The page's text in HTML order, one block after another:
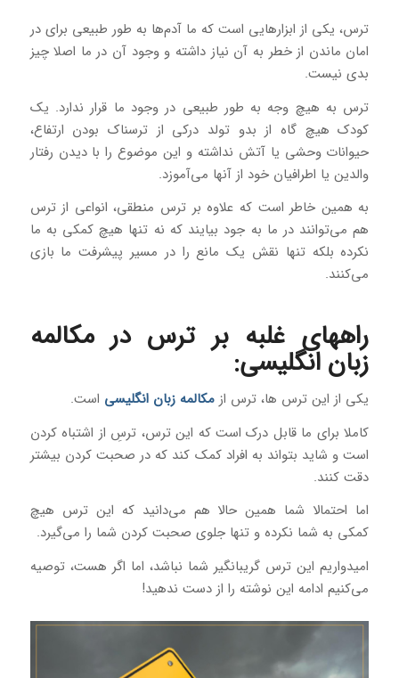
ترس، یکی از ابزارهایی است که ما آدم‌ها به طور طبیعی برای در
امان ماندن از خطر به آن نیاز داشته و وجود آن در ما اصلا چیز
بدی نیست.
ترس به هیچ وجه به طور طبیعی در وجود ما قرار ندارد. یک
کودک هیچ گاه از بدو تولد درکی از ترسناک بودن ارتفاع،
حیوانات وحشی یا آتش نداشته و این موضوع را با دیدن رفتار
والدین یا اطرافیان خود از آنها می‌آموزد.
به همین خاطر است که علاوه بر ترس منطقی، انواعی از ترس
هم می‌توانند در ما به جود بیایند که نه تنها هیچ کمکی به ما
نکرده بلکه تنها نقش یک مانع را در مسیر پیشرفت ما بازی
می‌کنند.
راههای غلبه بر ترس در مکالمه
زبان انگلیسی:
یکی از این ترس ها، ترس از مکالمه زبان انگلیسی است.
کاملا برای ما قابل درک است که این ترس، ترسِ از اشتباه کردن
است و شاید بتواند به افراد کمک کند که در صحبت کردن بیشتر
دقت کنند.
اما احتمالا شما همین حالا هم می‌دانید که این ترس هیچ
کمکی به شما نکرده و تنها جلوی صحبت کردن شما را می‌گیرد.
امیدواریم این ترس گریبانگیر شما نباشد، اما اگر هست، توصیه
می‌کنیم ادامه این نوشته را از دست ندهید!